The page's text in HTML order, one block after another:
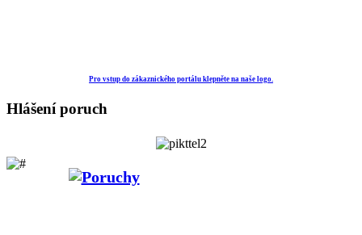
Pro vstup do zákaznického portálu klepněte na naše logo.
Hlášení poruch